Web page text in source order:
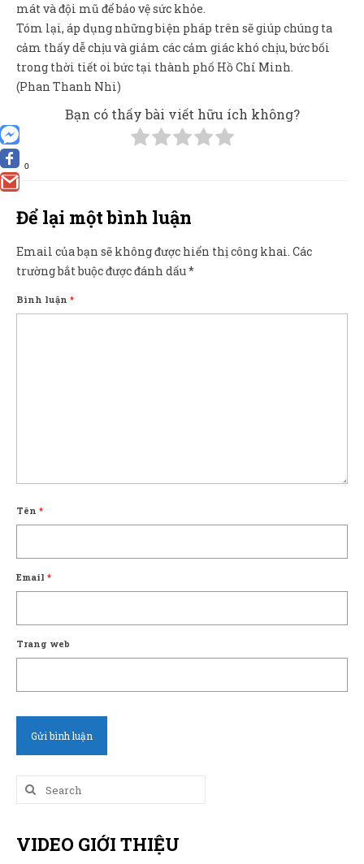
0
mát và đội mũ để bảo vệ sức khỏe.
Tóm lại, áp dụng những biện pháp trên sẽ giúp chúng ta
cảm thấy dễ chịu và giảm các cảm giác khó chịu, bức bối
trong thời tiết oi bức tại thành phố Hồ Chí Minh.
(Phan Thanh Nhi)
Bạn có thấy bài viết hữu ích không?
Để lại một bình luận
Email của bạn sẽ không được hiển thị công khai. Các
trường bắt buộc được đánh dấu*
Bình luận *
Tên *
Email *
Trang web
Search
for:
VIDEO GIỚI THIỆU